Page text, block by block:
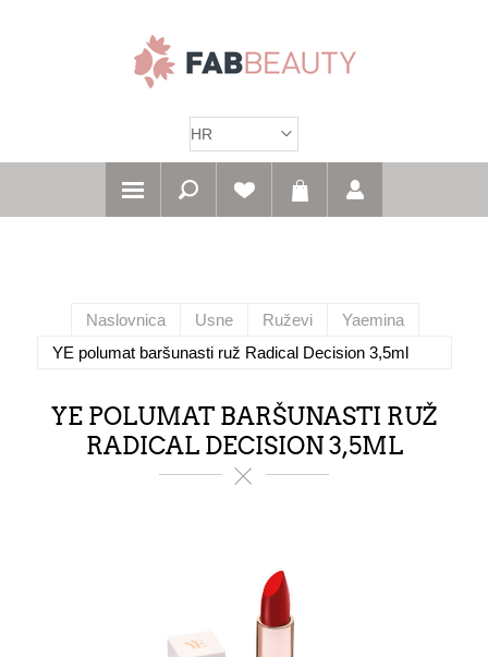
Naslovnica Usne Ruževi
Yaemina
YE polumat baršunasti ruž Radical Decision 3,5ml
YE POLUMAT BARŠUNASTI RUŽ
RADICAL DECISION 3,5ML